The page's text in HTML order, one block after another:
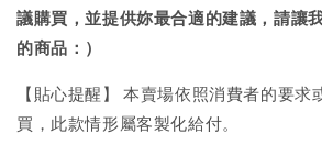
議購買，並提供妳最合適的建議，請讓
的商品：）
【貼心提醒】 本賣場依照消費者的要
買，此款情形屬客製化給付。